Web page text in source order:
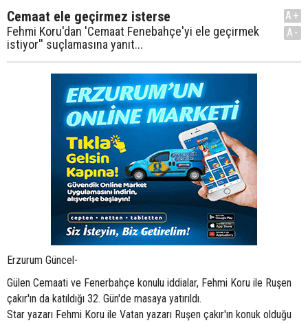
Cemaat ele geçirmez isterse
Fehmi Koru'dan 'Cemaat Fenebahçe'yi ele geçirmek
istiyor'' suçlamasına yanıt...
A+
A-
Erzurum Güncel-
Gülen Cemaati ve Fenerbahçe konulu iddialar, Fehmi Koru ile Ruşen
çakır'ın da katıldığı 32. Gün'de masaya yatırıldı.
Star yazarı Fehmi Koru ile Vatan yazarı Ruşen çakır'ın konuk olduğu